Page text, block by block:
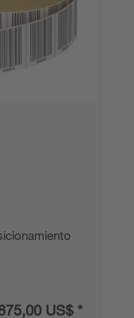
US$ *